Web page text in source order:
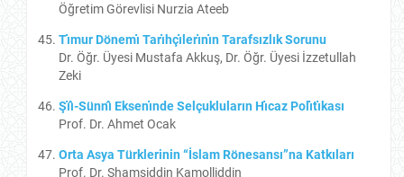
Öğretim Görevlisi Nurzia Ateeb
Tı̇mur Dönemı̇ Tarı̇hçı̇lerı̇nı̇n Tarafsızlık Sorunu
Dr. Öğr. Üyesi Mustafa Akkuş, Dr. Öğr. Üyesi İzzetullah
Zeki
Şı̇ı̂-Sünnı̂ Eksenı̇nde Selçukluların Hı̇caz Polı̇tı̇kası
Prof. Dr. Ahmet Ocak
Orta Asya Türklerinin “İslam Rönesansı”na Katkıları
Prof. Dr. Shamsiddin Kamolliddin